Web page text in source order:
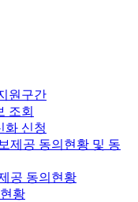
원구간
조회
화 신청
제공 동의현황 및 동
공 동의현황
황